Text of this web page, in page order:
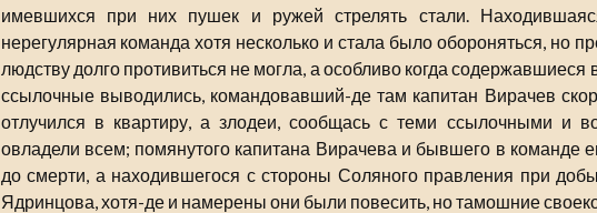
имевшихся при них пушек и ружей стрелять стали.
нерегулярная команда хотя несколько и стала было обороняться, но
людству долго противиться не могла, а особливо когда
ссылочные выводились, командовавший-де там капитан Вирачев
отлучился в квартиру, а злодеи, сообщась с теми ссылочными и
овладели всем; помянутого капитана Вирачева и бывшего в команде
до смерти, а находившегося с стороны Соляного правления при
Ядринцова, хотя-де и намерены они были повесить, но тамошние